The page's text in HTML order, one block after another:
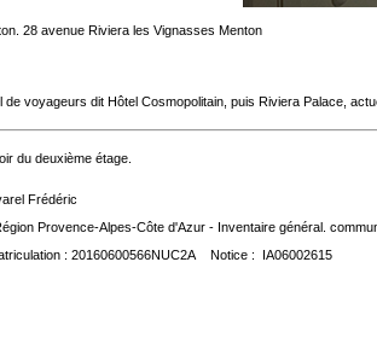
28 avenue Riviera les Vignasses Menton
de voyageurs dit Hôtel Cosmopolitain, puis Riviera Palace,
du deuxième étage.
Frédéric
Provence-Alpes-Côte d'Azur - Inventaire général.
: 20160600566NUC2A Notice : IA06002615